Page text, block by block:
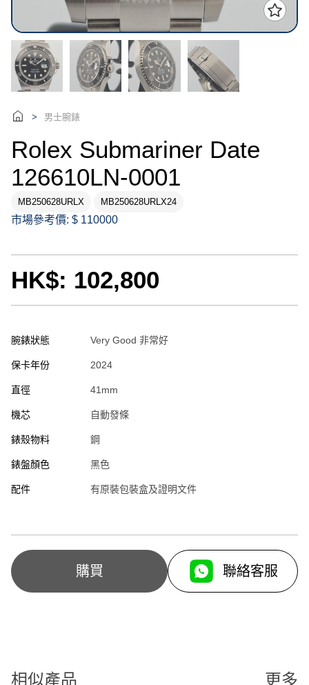
> 男士腕錶
Rolex Submariner Date
126610LN-0001
MB250628URLX MB250628URLX24
市場參考價: $ 110000
HK$: 102,800
腕錶狀態 Very Good 非常好
保卡年份 2024
直徑 41mm
機芯 自動發條
錶殼物料 鋼
錶盤顏色 黑色
配件 有原裝包裝盒及證明文件
購買 聯絡客服
相似產品 更多